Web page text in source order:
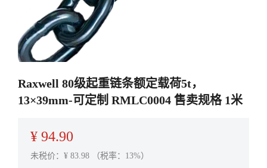
Raxwell 80级起重链条额定载荷5t，
13×39mm-可定制 RMLC0004 售卖规格 1米
¥ 94.90
未税价：¥ 83.98 （税率：13%）